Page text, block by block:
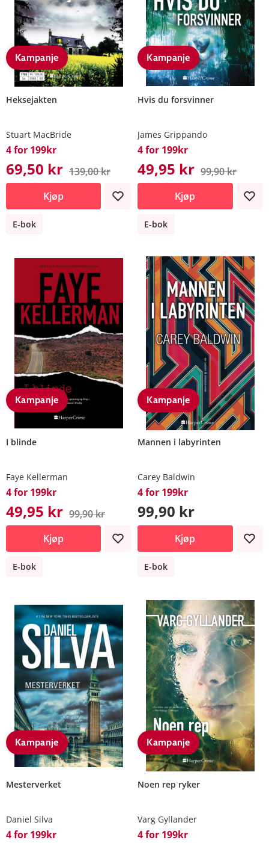
Kampanje
Heksejakten
Stuart MacBride
4 for 199kr
69,50 kr 139,00 kr
Kjøp
E-bok
Kampanje
Hvis du forsvinner
James Grippando
4 for 199kr
49,95 kr 99,90 kr
Kjøp
E-bok
Kampanje
I blinde
Faye Kellerman
4 for 199kr
49,95 kr 99,90 kr
Kjøp
E-bok
Kampanje
Mannen i labyrinten
Carey Baldwin
4 for 199kr
99,90 kr
Kjøp
E-bok
Kampanje
Mesterverket
Daniel Silva
4 for 199kr
Kampanje
Noen rep ryker
Varg Gyllander
4 for 199kr